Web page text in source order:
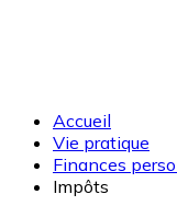
Accueil
Vie pratique
Finances
Impôts